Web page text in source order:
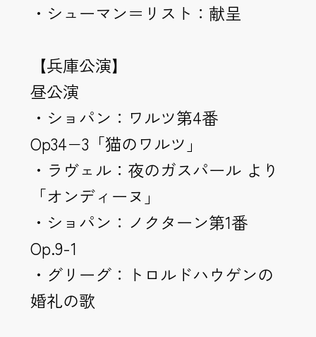
・シューマン＝リスト：献呈
【兵庫公演】
昼公演
・ショパン：ワルツ第4番
Op34−3「猫のワルツ」
・ラヴェル：夜のガスパール より
「オンディーヌ」
・ショパン：ノクターン第1番
Op.9-1
・グリーグ：トロルドハウゲンの
婚礼の歌